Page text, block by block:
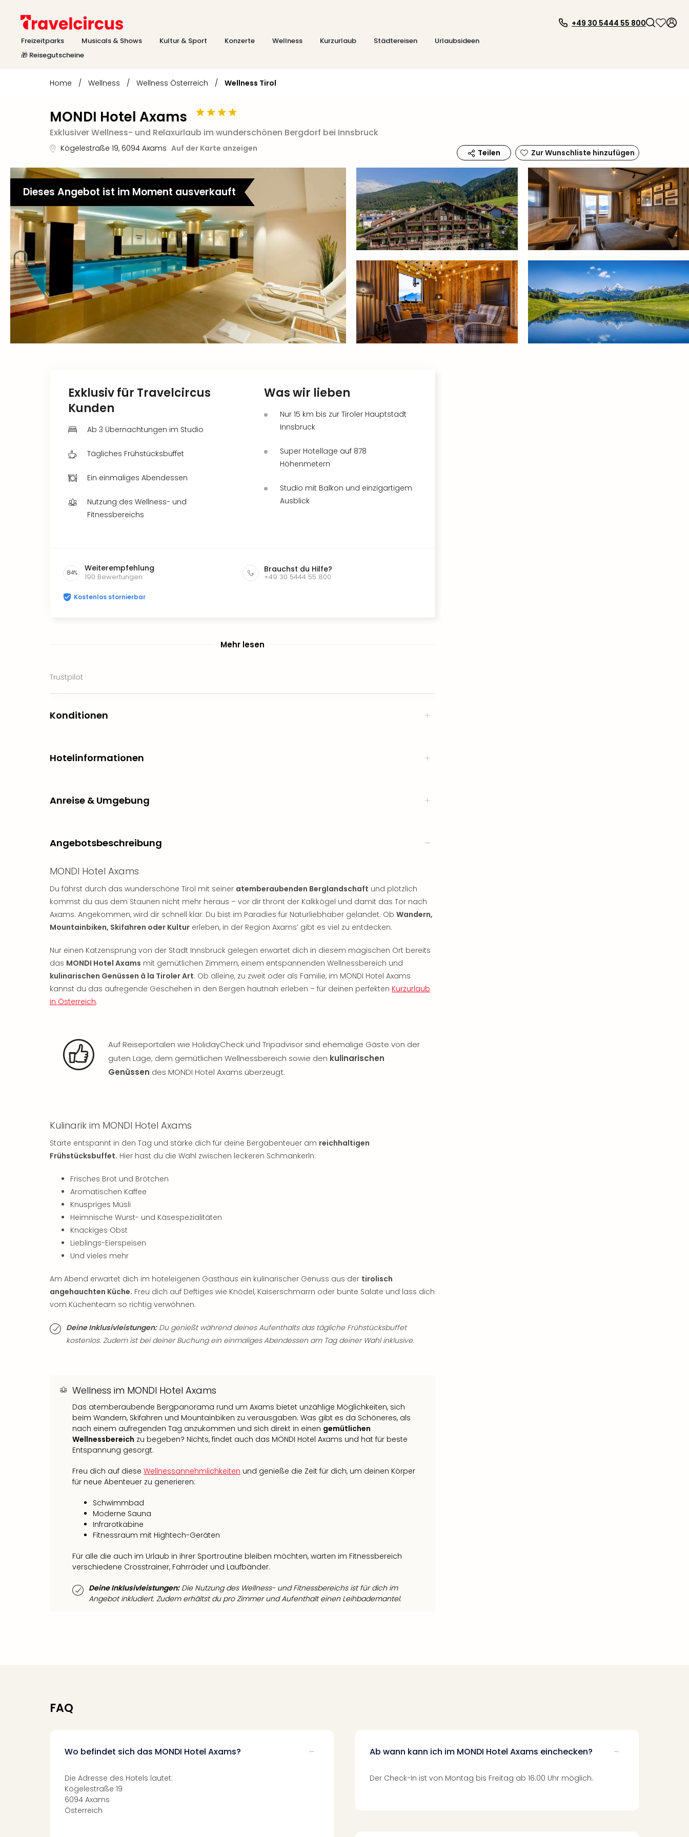
Freizeitparks Musicals & Shows Kultur & Sport Konzerte Wellness Kurzurlaub Städtereisen
Urlaubsideen
🎁 Reisegutscheine
+49 30 5444 55 800
Home / Wellness / Wellness Österreich / Wellness Tirol
MONDI Hotel Axams
Exklusiver Wellness- und Relaxurlaub im wunderschönen Bergdorf bei Innsbruck
Kögelestraße 19, 6094 Axams Auf der Karte anzeigen Teilen Zur Wunschliste hinzufügen
Dieses Angebot ist im Moment ausverkauft
Exklusiv für Travelcircus
Kunden
Ab 3 Übernachtungen im Studio
Tägliches Frühstücksbuffet
Ein einmaliges Abendessen
Nutzung des Wellness- und
Fitnessbereichs
Was wir lieben
Nur 15 km bis zur Tiroler Hauptstadt
Innsbruck
Super Hotellage auf 878
Höhenmetern
Studio mit Balkon und einzigartigem
Ausblick
84% Weiterempfehlung
190 Bewertungen
Brauchst du Hilfe?
+49 30 5444 55 800
Kostenlos stornierbar
Mehr lesen
Trustpilot
Konditionen
Hotelinformationen
Anreise & Umgebung
Angebotsbeschreibung
MONDI Hotel Axams
Du fährst durch das wunderschöne Tirol mit seiner atemberaubenden Berglandschaft und plötzlich
kommst du aus dem Staunen nicht mehr heraus – vor dir thront der Kalkkögel und damit das Tor nach
Axams. Angekommen, wird dir schnell klar: Du bist im Paradies für Naturliebhaber gelandet. Ob Wandern,
Mountainbiken, Skifahren oder Kultur erleben, in der Region Axams’ gibt es viel zu entdecken.
Nur einen Katzensprung von der Stadt Innsbruck gelegen erwartet dich in diesem magischen Ort bereits
das MONDI Hotel Axams mit gemütlichen Zimmern, einem entspannenden Wellnessbereich und
kulinarischen Genüssen à la Tiroler Art. Ob alleine, zu zweit oder als Familie, im MONDI Hotel Axams
kannst du das aufregende Geschehen in den Bergen hautnah erleben – für deinen perfekten Kurzurlaub
in Österreich.
Auf Reiseportalen wie HolidayCheck und Tripadvisor sind ehemalige Gäste von der
guten Lage, dem gemütlichen Wellnessbereich sowie den kulinarischen
Genüssen des MONDI Hotel Axams überzeugt.
Kulinarik im MONDI Hotel Axams
Starte entspannt in den Tag und stärke dich für deine Bergabenteuer am reichhaltigen
Frühstücksbuffet. Hier hast du die Wahl zwischen leckeren Schmankerln:
Frisches Brot und Brötchen
Aromatischen Kaffee
Knuspriges Müsli
Heimnische Wurst- und Käsespezialitäten
Knackiges Obst
Lieblings-Eierspeisen
Und vieles mehr
Am Abend erwartet dich im hoteleigenen Gasthaus ein kulinarischer Genuss aus der tirolisch
angehauchten Küche. Freu dich auf Deftiges wie Knödel, Kaiserschmarrn oder bunte Salate und lass dich
vom Küchenteam so richtig verwöhnen.
Deine Inklusivleistungen:Du genießt während deines Aufenthalts das tägliche Frühstücksbuffet
kostenlos. Zudem ist bei deiner Buchung ein einmaliges Abendessen am Tag deiner Wahl inklusive.
Wellness im MONDI Hotel Axams
Das atemberaubende Bergpanorama rund um Axams bietet unzählige Möglichkeiten, sich
beim Wandern, Skifahren und Mountainbiken zu verausgaben. Was gibt es da Schöneres, als
nach einem aufregenden Tag anzukommen und sich direkt in einen gemütlichen
Wellnessbereich zu begeben? Nichts, findet auch das MONDI Hotel Axams und hat für beste
Entspannung gesorgt.
Freu dich auf diese Wellnessannehmlichkeiten und genieße die Zeit für dich, um deinen Körper
für neue Abenteuer zu generieren:
Schwimmbad
Moderne Sauna
Infrarotkabine
Fitnessraum mit Hightech-Geräten
Für alle die auch im Urlaub in ihrer Sportroutine bleiben möchten, warten im Fitnessbereich
verschiedene Crosstrainer, Fahrräder und Laufbänder.
Deine Inklusivleistungen:Die Nutzung des Wellness- und Fitnessbereichs ist für dich im
Angebot inkludiert. Zudem erhältst du pro Zimmer und Aufenthalt einen Leihbademantel.
FAQ
Wo befindet sich das MONDI Hotel Axams?
Die Adresse des Hotels lautet:
Kögelestraße 19
6094 Axams
Österreich
Ab wann kann ich im MONDI Hotel Axams einchecken?
Der Check-In ist von Montag bis Freitag ab 16:00 Uhr möglich.